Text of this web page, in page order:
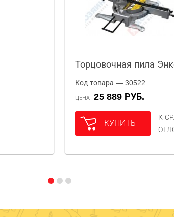
Торцовочная пила
Код товара — 30522
ЦЕНА 25 889 РУБ.
КУПИТЬ
К